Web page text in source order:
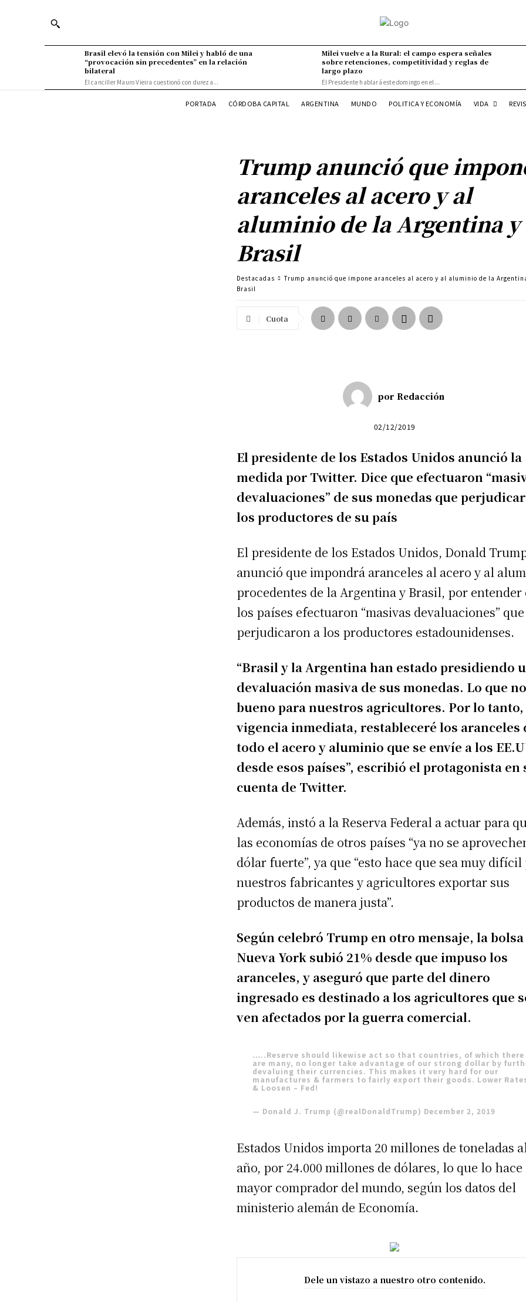
Brasil elevó la tensión con Milei y habló de una
“provocación sin precedentes” en la relación
bilateral
El canciller Mauro Vieira cuestionó con dureza...
Milei vuelve a la Rural: el campo espera señales
sobre retenciones, competitividad y reglas de
largo plazo
El Presidente hablará este domingo en el...
PORTADA CÓRDOBA CAPITAL ARGENTINA MUNDO POLITICA Y ECONOMÍA VIDA
Trump anunció que
aranceles al acero y al
aluminio de la Argentina y
Brasil
Destacadas
Trump anunció que impone aranceles al acero y al aluminio de la
Brasil
Cuota
por Redacción
02/12/2019
El presidente de los Estados Unidos anunció la
medida por Twitter. Dice que efectuaron
devaluaciones” de sus monedas que
los productores de su país
El presidente de los Estados Unidos, Donald
anunció que impondrá aranceles al acero y al
procedentes de la Argentina y Brasil, por entender
los países efectuaron “masivas devaluaciones” que
perjudicaron a los productores estadounidenses.
“Brasil y la Argentina han estado presidiendo
devaluación masiva de sus monedas. Lo que
bueno para nuestros agricultores. Por lo
vigencia inmediata, restableceré los aranceles
todo el acero y aluminio que se envíe a los
desde esos países”, escribió el protagonista en
cuenta de Twitter.
Además, instó a la Reserva Federal a actuar para
las economías de otros países “ya no se
dólar fuerte”, ya que “esto hace que sea muy difícil
nuestros fabricantes y agricultores exportar sus
productos de manera justa”.
Según celebró Trump en otro mensaje, la
Nueva York subió 21% desde que impuso los
aranceles, y aseguró que parte del dinero
ingresado es destinado a los agricultores que
ven afectados por la guerra comercial.
…..Reserve should likewise act so that countries, of which there
are many, no longer take advantage of our strong dollar by
devaluing their currencies. This makes it very hard for our
manufactures & farmers to fairly export their goods. Lower
& Loosen – Fed!
— Donald J. Trump (@realDonaldTrump) December 2, 2019
Estados Unidos importa 20 millones de toneladas
año, por 24.000 millones de dólares, lo que lo hace
mayor comprador del mundo, según los datos del
ministerio alemán de Economía.
Dele un vistazo a nuestro otro contenido.